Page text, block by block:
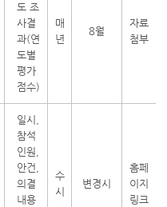
도 조
사결
과(연
도별
평가
점수)
매
년
8월
자료
첨부
일시,
참석
인원,
안건,
의결
내용
수
시
변경시
홈페
이지
링크